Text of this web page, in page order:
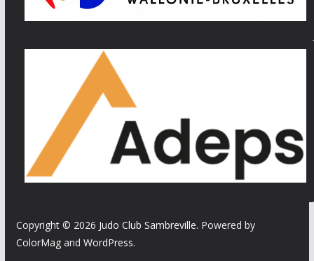
Copyright © 2026 Judo Club Sambreville. Powered by
ColorMagand WordPress.